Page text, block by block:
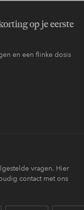
op je eerste
en een flinke dosis
vragen. Hier
contact met ons